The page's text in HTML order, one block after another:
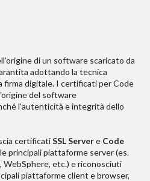
di un software scaricato da
adottando la tecnica
firma digitale. I certificati per Code
del software
l’autenticità e integrità dello
certificatiSSL Servere Code
principali piattaforme server (es.
etc.) e riconosciuti
piattaforme client e browser,